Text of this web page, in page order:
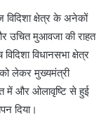
विदिशा क्षेत्र के अनेकों
उचित मुआवजा की राहत
विधानसभा क्षेत्र
लेकर मुख्यमंत्री
में और ओलावृष्टि से हुई
दिया।